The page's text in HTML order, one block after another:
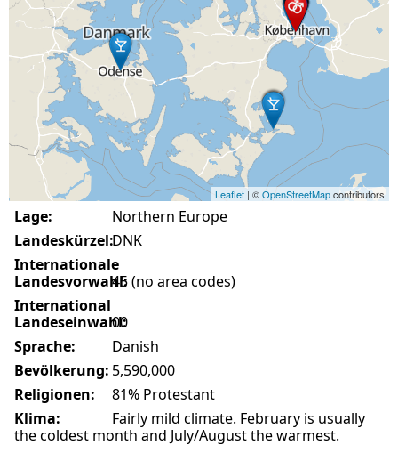
Leaflet | ©OpenStreetMapcontributors
Lage:
Northern Europe
Landeskürzel:DNK
Internationale
Landesvorwahl:45 (no area codes)
International
Landeseinwahl:
00
Sprache:
Danish
Bevölkerung:5,590,000
Religionen:
81% Protestant
Klima:
Fairly mild climate. February is usually
the coldest month and July/August the warmest.